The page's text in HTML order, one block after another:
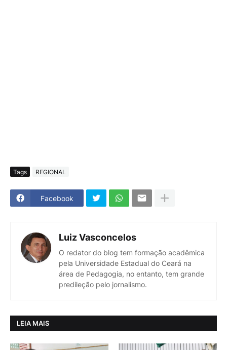
Tags REGIONAL
Facebook
Luiz Vasconcelos
O redator do blog tem formação acadêmica
pela Universidade Estadual do Ceará na
área de Pedagogia, no entanto, tem grande
predileção pelo jornalismo.
LEIA MAIS